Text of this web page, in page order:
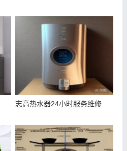
志高热水器24小时服务维修